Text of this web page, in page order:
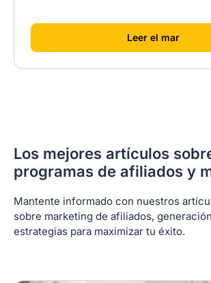
[Leer el mar]
Los mejores artículos
programas de afiliados y
Mantente informado con nuestros
sobre marketing de afiliados,
estrategias para maximizar tu éxito.